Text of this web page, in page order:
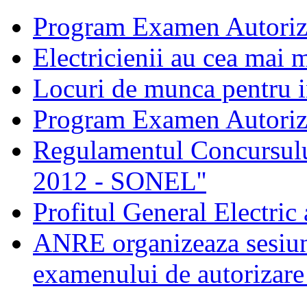
Program Examen
Electricienii au cea mai
Locuri de munca pentru
Program Examen
Regulamentul
2012 - SONEL''
Profitul General Electric
ANRE organizeaza
examenului de